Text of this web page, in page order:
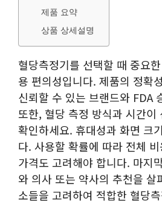
제품 요약
상품 상세설명
혈당측정기를 선택할 때 중요
용 편의성입니다. 제품의 정확
신뢰할 수 있는 브랜드와 FDA
또한, 혈당 측정 방식과 시간이
확인하세요. 휴대성과 화면 크
다. 사용할 확률에 따라 전체
가격도 고려해야 합니다. 마지
와 의사 또는 약사의 추천을 살
소들을 고려하여 적합한 혈당